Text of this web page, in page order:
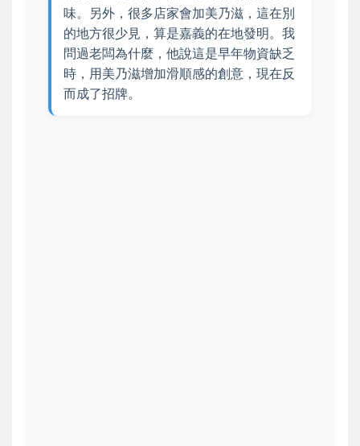
味。另外，很多店家會加美乃滋，這在別
的地方很少見，算是嘉義的在地發明。我
問過老闆為什麼，他說這是早年物資缺乏
時，用美乃滋增加滑順感的創意，現在反
而成了招牌。